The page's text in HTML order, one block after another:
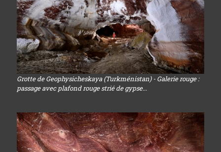
Grotte de Geophysicheskaya (Turkménistan) - Galerie rouge :
passage avec plafond rouge strié de gypse...